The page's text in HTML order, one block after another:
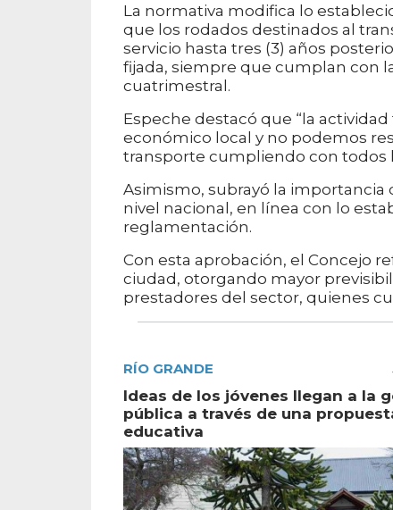
La normativa modifica lo
que los rodados destinados al
servicio hasta tres (3) años
fijada, siempre que cumplan con
cuatrimestral.
Espeche destacó que “la
económico local y no podemos
transporte cumpliendo con todos
Asimismo, subrayó la
nivel nacional, en línea con lo
reglamentación.
Con esta aprobación, el Concejo
ciudad, otorgando mayor
prestadores del sector, quienes
RÍO GRANDE
Ideas de los jóvenes llegan a la
pública a través de una
educativa